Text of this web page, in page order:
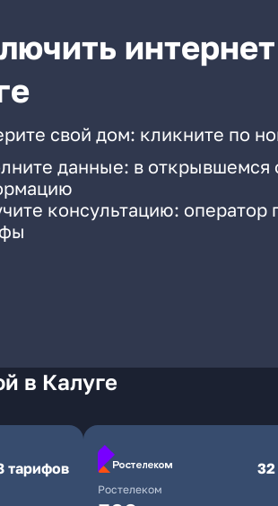
свой дом: кликните по
данные: в открывшемся
консультацию:
в Калуге
тарифов
Ростелеком
32